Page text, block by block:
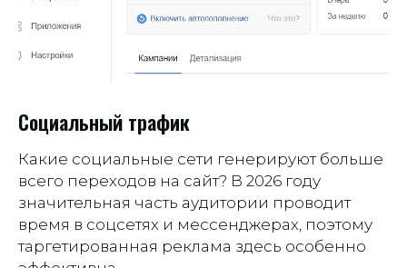
Социальный трафик
Какие социальные сети генерируют больше
всего переходов на сайт? В 2026 году
значительная часть аудитории проводит
время в соцсетях и мессенджерах, поэтому
таргетированная реклама здесь особенно